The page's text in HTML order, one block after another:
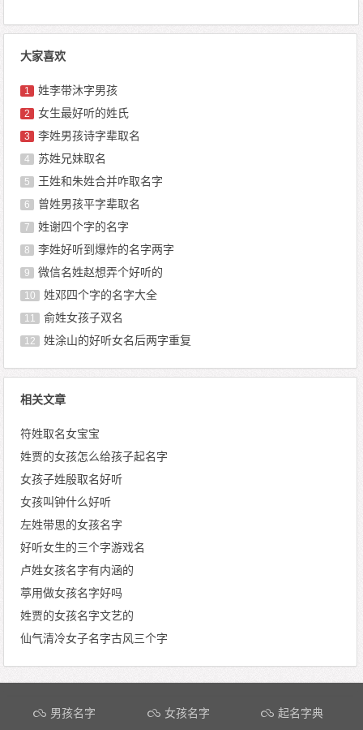
大家喜欢
1 姓李带沐字男孩
2 女生最好听的姓氏
3 李姓男孩诗字辈取名
4 苏姓兄妹取名
5 王姓和朱姓合并咋取名字
6 曾姓男孩平字辈取名
7 姓谢四个字的名字
8 李姓好听到爆炸的名字两字
9 微信名姓赵想弄个好听的
10 姓邓四个字的名字大全
11 俞姓女孩子双名
12 姓涂山的好听女名后两字重复
相关文章
符姓取名女宝宝
姓贾的女孩怎么给孩子起名字
女孩子姓殷取名好听
女孩叫钟什么好听
左姓带思的女孩名字
好听女生的三个字游戏名
卢姓女孩名字有内涵的
葶用做女孩名字好吗
姓贾的女孩名字文艺的
仙气清冷女子名字古风三个字
文章导航
男孩名字 女孩名字
起名字典